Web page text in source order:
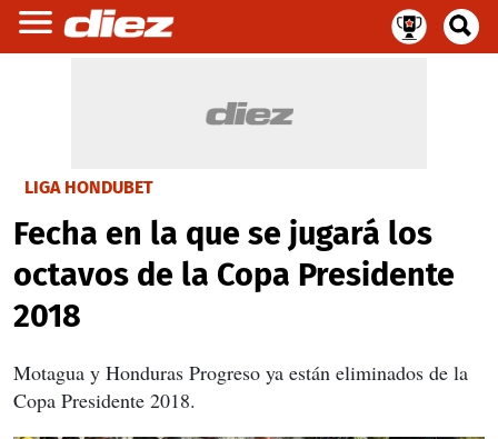
LIGA HONDUBET
Fecha en la que se jugará los
octavos de la Copa Presidente
2018
Motagua y Honduras Progreso ya están eliminados de la
Copa Presidente 2018.